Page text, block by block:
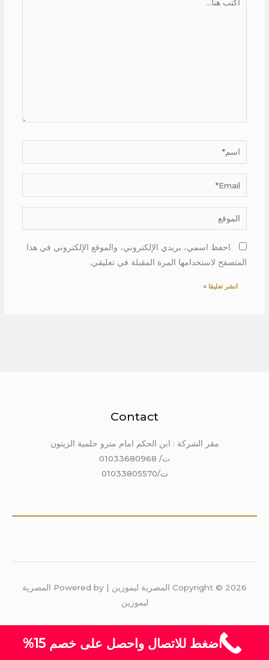
اسم*
Email*
الموقع
احفظ اسمي، بريدي الإلكتروني، والموقع الإلكتروني في هذا
المتصفح لاستخدامها المرة المقبلة في تعليقي.
Contact
مقر الشركة : ابن الحكم امام مترو حلمية الزيتون
ت/ 01033680968
ت/01033805570
Copyright © 2026 المصرية ليموزين | Powered by المصرية
ليموزين
اضغط للاتصال واحصل على خصم 15%